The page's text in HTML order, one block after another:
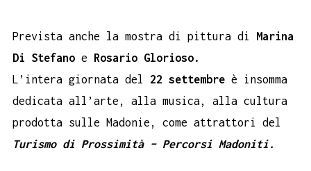
Prevista anche la mostra di pittura di Marina
Di Stefano e Rosario Glorioso.
L’intera giornata del 22 settembre è insomma
dedicata all’arte, alla musica, alla cultura
prodotta sulle Madonie, come attrattori del
Turismo di Prossimità – Percorsi Madoniti.